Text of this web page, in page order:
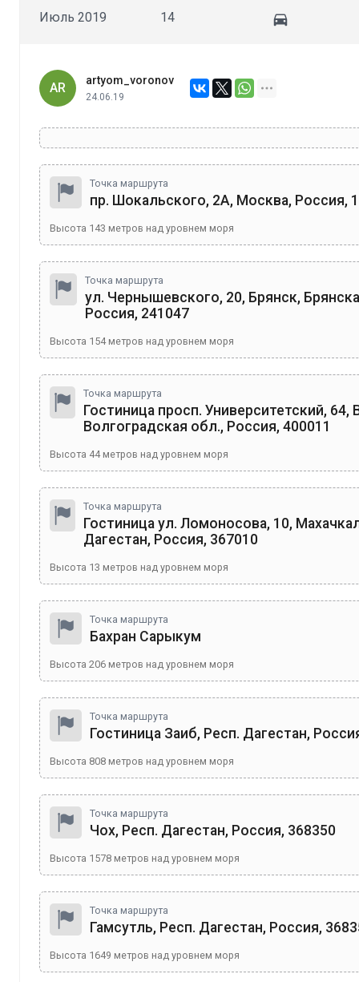
Июль 2019 14
AR
artyom_voronov
24.06.19
Точка маршрута
пр. Шокальского, 2А, Москва, Россия,
Высота 143 метров над уровнем моря
Точка маршрута
ул. Чернышевского, 20, Брянск,
Россия, 241047
Высота 154метров над уровнем моря
Точка маршрута
Гостиница просп. Университетский, 64,
Волгоградская обл., Россия, 400011
Высота 44метров над уровнем моря
Точка маршрута
Гостиница ул. Ломоносова, 10,
Дагестан, Россия, 367010
Высота 13 метров над уровнем моря
Точка маршрута
Бахран Сарыкум
Высота 206 метров над уровнем моря
Точка маршрута
Гостиница Заиб, Респ. Дагестан,
Высота 808 метров над уровнем моря
Точка маршрута
Чох, Респ. Дагестан, Россия, 368350
Высота 1578 метров над уровнем моря
Точка маршрута
Гамсутль, Респ. Дагестан, Россия,
Высота 1649 метров над уровнем моря